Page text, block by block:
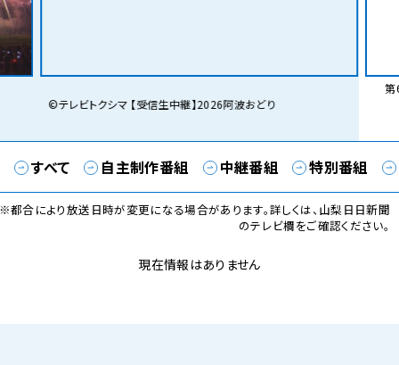
©テレビトクシマ 【受信生中継】2026阿波おどり
第
すべて 自主制作番組 中継番組 特別番組
都合により放送日時が変更になる場合があります。詳しくは、山梨日日新聞
のテレビ欄をご確認ください。
現在情報はありません